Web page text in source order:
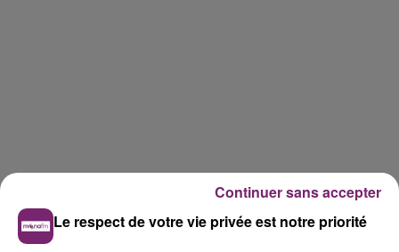
Le respect de votre vie privée est notre priorité
Continuer sans accepter